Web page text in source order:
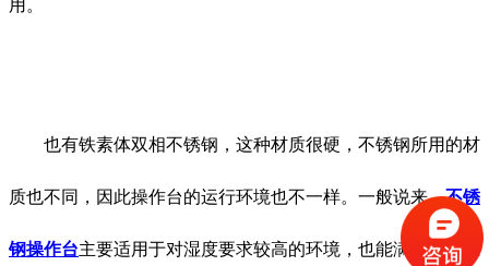
用。
也有铁素体双相不锈钢，这种材质很硬，不锈钢所用的材
质也不同，因此操作台的运行环境也不一样。一般说来，不锈
钢操作台主要适用于对湿度要求较高的环境，也能满足这种恶